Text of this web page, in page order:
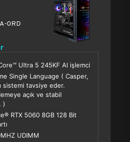
0RD
Ultra 5 245KF AI işlemci
Single Language ( Casper,
sistemi tavsiye eder.
açık ve stabil
)
RTX 5060 8GB 128 Bit
UDIMM